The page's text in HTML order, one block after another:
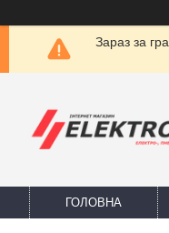
Зараз за
ГОЛОВНА